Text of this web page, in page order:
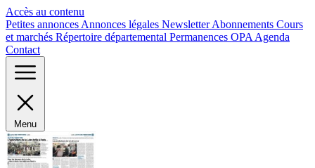
Accès au contenu
Petites annonces Annonces légales NewsletterAbonnements Cours
et marchés Répertoire départemental Permanences OPA Agenda
Contact
Menu
Panneau de gestion des cookies